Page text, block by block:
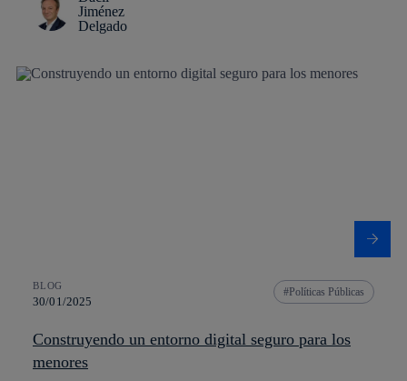
BLOG
30/01/2025
Políticas Públicas
Construyendo un entorno digital seguro para los
menores